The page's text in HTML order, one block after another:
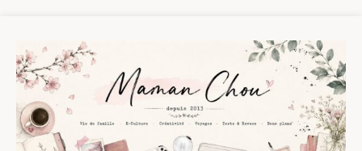
contenu